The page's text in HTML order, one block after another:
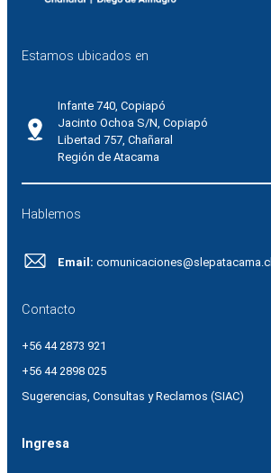
Estamos ubicados en
Infante 740, Copiapó
Jacinto Ochoa S/N, Copiapó
Libertad 757, Chañaral
Región de Atacama
Hablemos
Email: comunicaciones@slepatacama.cl
Contacto
+56 44 2873 921
+56 44 2898 025
Sugerencias, Consultas y Reclamos (SIAC)
Ingresa